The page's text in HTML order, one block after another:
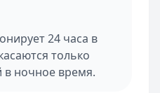
24 часа в
только
в ночное время.